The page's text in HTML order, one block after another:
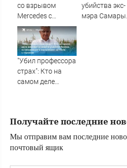
со взрывом
Mercedes с
гендиректором
«Уралдронзавода»
на Урале
убийства экс-
мэра Самары
"Убил профессора
страх": Кто на
самом деле
мальчишек на
Получайте последние
Мы отправим вам последние
почтовый ящик